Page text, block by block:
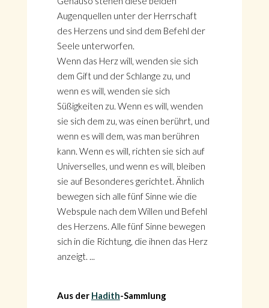
Augenquellen unter der Herrschaft
des Herzens und sind dem Befehl der
Seele unterworfen.
Wenn das Herz will, wenden sie sich
dem Gift und der Schlange zu, und
wenn es will, wenden sie sich
Süßigkeiten zu. Wenn es will, wenden
sie sich dem zu, was einen berührt, und
wenn es will dem, was man berühren
kann. Wenn es will, richten sie sich auf
Universelles, und wenn es will, bleiben
sie auf Besonderes gerichtet. Ähnlich
bewegen sich alle fünf Sinne wie die
Webspule nach dem Willen und Befehl
des Herzens. Alle fünf Sinne bewegen
sich in die Richtung, die ihnen das Herz
anzeigt. ...
Aus der Hadith-Sammlung